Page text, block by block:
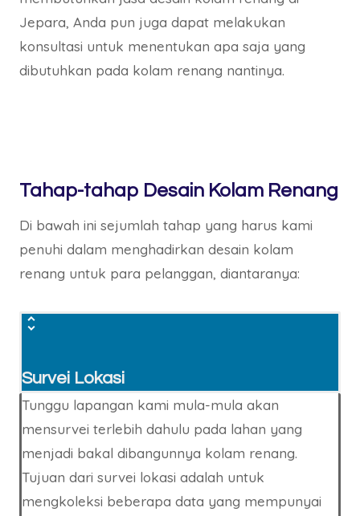
Jepara, Anda pun juga dapat melakukan
konsultasi untuk menentukan apa saja yang
dibutuhkan pada kolam renang nantinya.
Tahap-tahap Desain Kolam Renang
Di bawah ini sejumlah tahap yang harus kami
penuhi dalam menghadirkan desain kolam
renang untuk para pelanggan, diantaranya:
Survei Lokasi
Tunggu lapangan kami mula-mula akan
mensurvei terlebih dahulu pada lahan yang
menjadi bakal dibangunnya kolam renang.
Tujuan dari survei lokasi adalah untuk
mengkoleksi beberapa data yang mempunyai